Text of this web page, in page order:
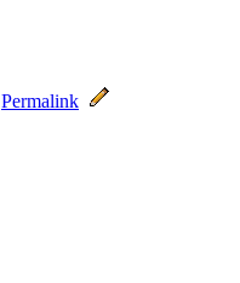
Permalink